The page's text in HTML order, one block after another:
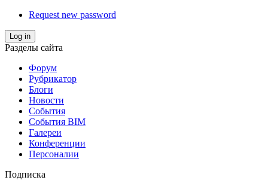
Request new password
Log in
Разделы сайта
Форум
Рубрикатор
Блоги
Новости
События
События BIM
Галереи
Конференции
Персоналии
Подписка